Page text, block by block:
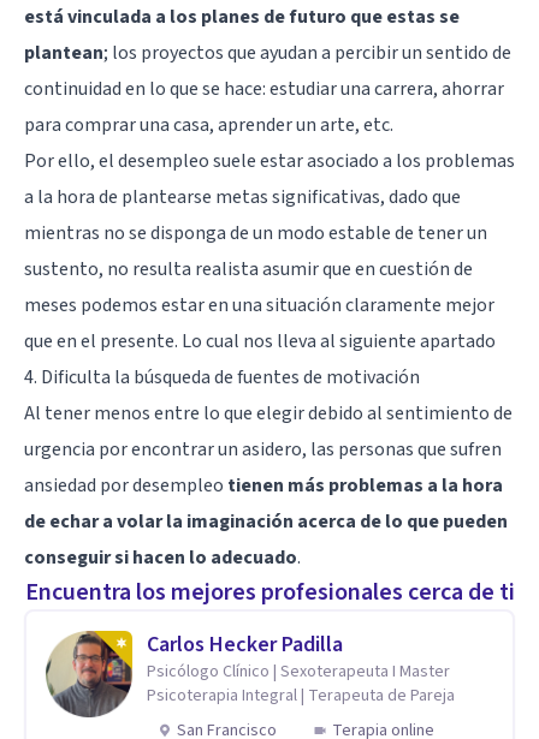
está vinculada a los planes de futuro que estas se
plantean; los proyectos que ayudan a percibir un sentido de
continuidad en lo que se hace: estudiar una carrera, ahorrar
para comprar una casa, aprender un arte, etc.
Por ello, el desempleo suele estar asociado a los problemas
a la hora de plantearse metas significativas, dado que
mientras no se disponga de un modo estable de tener un
sustento, no resulta realista asumir que en cuestión de
meses podemos estar en una situación claramente mejor
que en el presente. Lo cual nos lleva al siguiente apartado
4. Dificulta la búsqueda de fuentes de motivación
Al tener menos entre lo que elegir debido al sentimiento de
urgencia por encontrar un asidero, las personas que sufren
ansiedad por desempleo tienen más problemas a la hora
de echar a volar la imaginación acerca de lo que pueden
conseguir si hacen lo adecuado.
Encuentra los mejores profesionales cerca de ti
Carlos Hecker Padilla
Psicólogo Clínico | Sexoterapeuta I Master
Psicoterapia Integral | Terapeuta de Pareja
San Francisco
Terapia online